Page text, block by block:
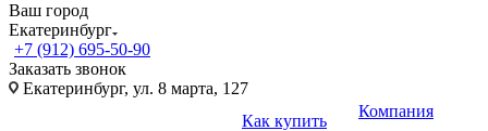
Ваш город
Екатеринбург
+7 (912) 695-50-90
Заказать звонок
Екатеринбург, ул. 8 марта, 127
Как купить
Компания